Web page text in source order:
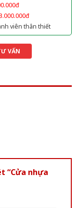
viên thân thiết
VẤN
“Cửa nhựa